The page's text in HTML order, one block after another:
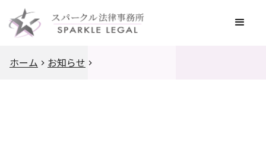
ホーム お知らせ